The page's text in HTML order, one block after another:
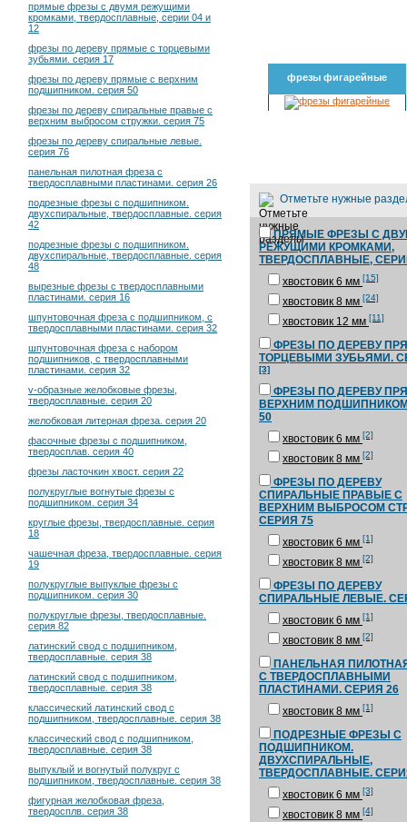
прямые фрезы с двумя режущими
кромками, твердосплавные, серии 04 и
12
фрезы по дереву прямые с торцевыми
зубьями. серия 17
фрезы по дереву прямые с верхним
подшипником. серия 50
фрезы по дереву спиральные правые с
верхним выбросом стружки. серия 75
фрезы по дереву спиральные левые.
серия 76
панельная пилотная фреза с
твердосплавными пластинами. серия 26
подрезные фрезы с подшипником.
двухспиральные, твердосплавные. серия
42
подрезные фрезы с подшипником.
двухспиральные, твердосплавные. серия
48
вырезные фрезы с твердосплавными
пластинами. серия 16
шпунтовочная фреза с подшипником, с
твердосплавными пластинами. серия 32
шпунтовочная фреза с набором
подшипников, с твердосплавными
пластинами. серия 32
v-образные желобковые фрезы,
твердосплавные. серия 20
желобковая литерная фреза. серия 20
фасочные фрезы с подшипником,
твердосплав. серия 40
фрезы ласточкин хвост. серия 22
полукруглые вогнутые фрезы с
подшипником. серия 34
круглые фрезы, твердосплавные. серия
18
чашечная фреза, твердосплавные. серия
19
полукруглые выпуклые фрезы с
подшипником. серия 30
полукруглые фрезы, твердосплавные.
серия 82
латинский свод с подшипником,
твердосплавные. серия 38
латинский свод с подшипником,
твердосплавные. серия 38
классический латинский свод с
подшипником, твердосплавные. серия 38
классический свод с подшипником,
твердосплавные. серия 38
выпуклый и вогнутый полукруг с
подшипником, твердосплавные. серия 38
фигурная желобковая фреза,
твердосплв. серия 38
фрезы фигарейные
Отметьте нужные
ПРЯМЫЕ ФРЕЗЫ С
РЕЖУЩИМИ КРОМКАМИ,
ТВЕРДОСПЛАВНЫЕ,
хвостовик 6 мм [15]
хвостовик 8 мм [24]
хвостовик 12 мм [11]
ФРЕЗЫ ПО ДЕРЕВУ
ТОРЦЕВЫМИ ЗУБЬЯМИ.
[3]
ФРЕЗЫ ПО ДЕРЕВУ
ВЕРХНИМ
50
хвостовик 6 мм [2]
хвостовик 8 мм [2]
ФРЕЗЫ ПО ДЕРЕВУ
СПИРАЛЬНЫЕ ПРАВЫЕ С
ВЕРХНИМ ВЫБРОСОМ
СЕРИЯ 75
хвостовик 6 мм [1]
хвостовик 8 мм [2]
ФРЕЗЫ ПО ДЕРЕВУ
СПИРАЛЬНЫЕ ЛЕВЫЕ.
хвостовик 6 мм [1]
хвостовик 8 мм [2]
ПАНЕЛЬНАЯ
С ТВЕРДОСПЛАВНЫМИ
ПЛАСТИНАМИ. СЕРИЯ 26
хвостовик 8 мм [1]
ПОДРЕЗНЫЕ ФРЕЗЫ С
ПОДШИПНИКОМ.
ДВУХСПИРАЛЬНЫЕ,
ТВЕРДОСПЛАВНЫЕ.
хвостовик 6 мм [3]
хвостовик 8 мм [4]